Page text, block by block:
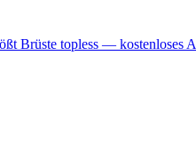
Brüste topless — kostenloses